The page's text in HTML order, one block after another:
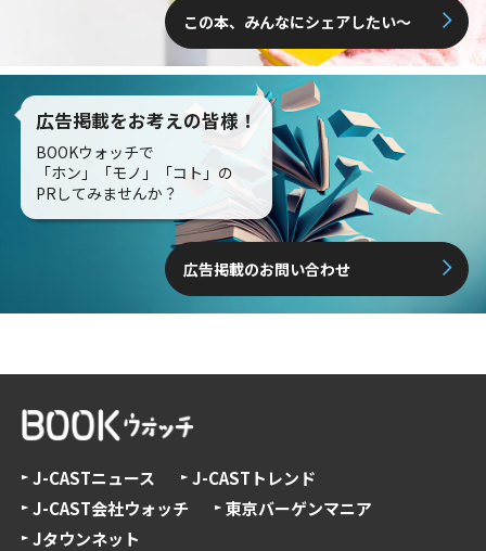
この本、みんなにシェアしたい〜
広告掲載をお考えの皆様！
BOOKウォッチで
「ホン」「モノ」「コト」の
PRしてみませんか？
広告掲載のお問い合わせ
J-CASTニュース
J-CASTトレンド
J-CAST会社ウォッチ
東京バーゲンマニア
Jタウンネット